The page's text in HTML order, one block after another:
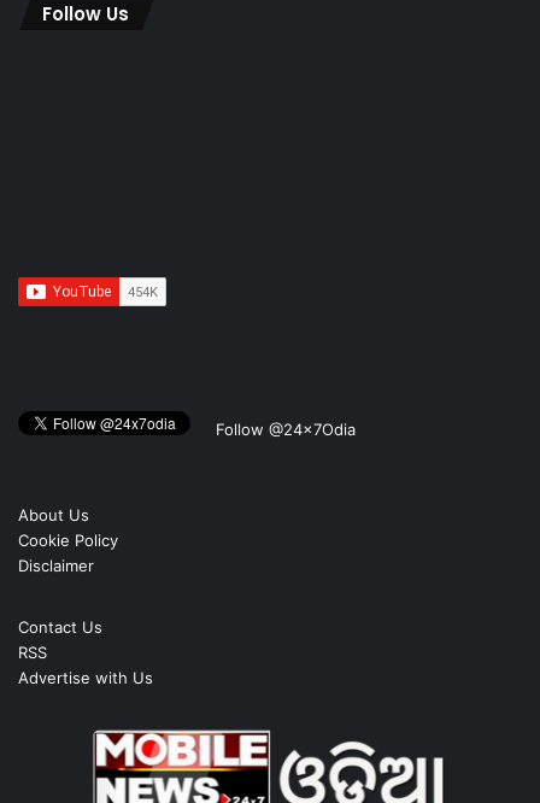
Follow Us
Follow @24x7Odia
About Us
Cookie Policy
Disclaimer
Contact Us
RSS
Advertise with Us